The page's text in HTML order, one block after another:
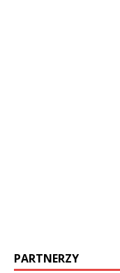
PARTNERZY